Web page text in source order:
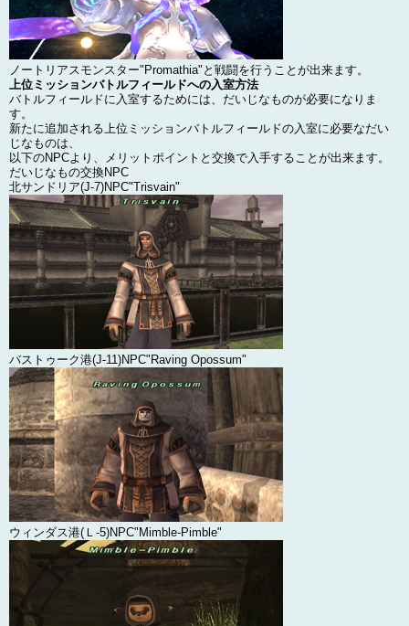
ノートリアスモンスター"Promathia"と戦闘を行うことが出来ます。
上位ミッションバトルフィールドへの入室方法
バトルフィールドに入室するためには、だいじなものが必要になりま
す。
新たに追加される上位ミッションバトルフィールドの入室に必要なだい
じなものは、
以下のNPCより、メリットポイントと交換で入手することが出来ます。
だいじなもの交換NPC
北サンドリア(J-7)NPC"Trisvain"
バストゥーク港(J-11)NPC"Raving Opossum"
ウィンダス港(Ｌ-5)NPC"Mimble-Pimble"